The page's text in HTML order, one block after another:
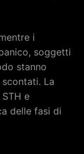
i
soggetti
stanno
La
e
delle fasi di